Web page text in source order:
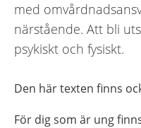
med
närstående. Att bli
psykiskt och fysiskt.
Den här texten finns
För dig som är ung